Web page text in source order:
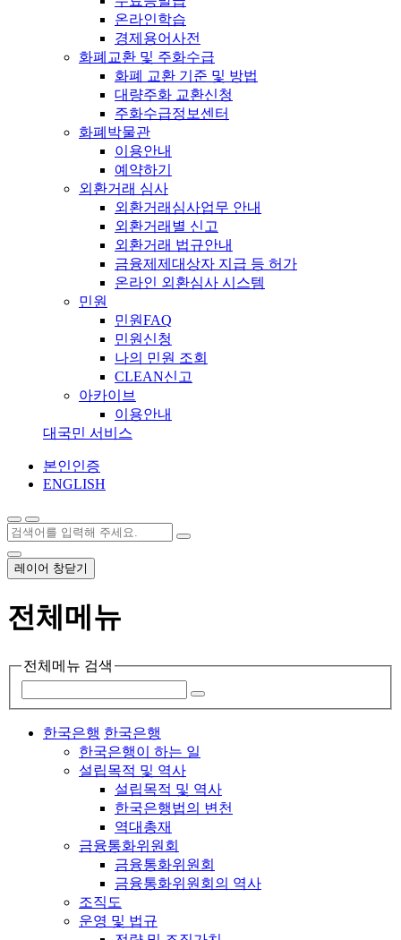
온라인학습
경제용어사전
화폐교환 및 주화수급
화폐 교환 기준 및 방법
대량주화 교환신청
주화수급정보센터
화폐박물관
이용안내
예약하기
외환거래 심사
외환거래심사업무 안내
외환거래별 신고
외환거래 법규안내
금융제제대상자 지급 등 허가
온라인 외환심사 시스템
민원
민원FAQ
민원신청
나의 민원 조회
CLEAN신고
아카이브
이용안내
대국민 서비스
본인인증
ENGLISH
레이어 창닫기
전체메뉴
전체메뉴 검색
한국은행 한국은행
한국은행이 하는 일
설립목적 및 역사
설립목적 및 역사
한국은행법의 변천
역대총재
금융통화위원회
금융통화위원회
금융통화위원회의 역사
조직도
운영 및 법규